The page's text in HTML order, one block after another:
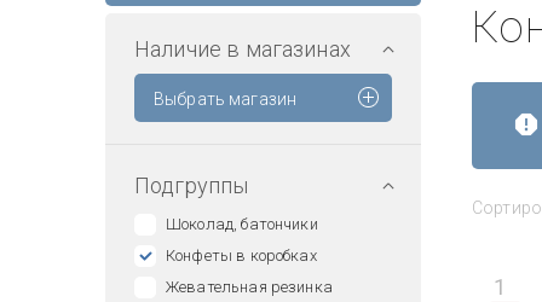
Наличие в магазинах
Выбрать магазин
Подгруппы
Шоколад, батончики
Конфеты в коробках
Жевательная резинка
1